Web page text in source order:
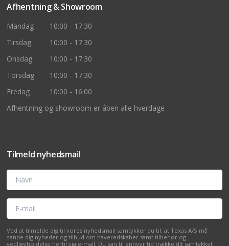
Afhentning & Showroom
Mandag
10:00 - 17:30
Tirsdag
10:00 - 17:30
Onsdag
10:00 - 17:30
Torsdag
10:00 - 17:30
Fredag
10:00 - 16:00
Afhentning og showroom er åben alle hverdage
Tilmeld nyhedsmail
Navn
E-mail
Ved at tilmelde dig til vores nyhedsmail samtykker du til, at Texas A/S må
sende dig nyheder og tilbud om haveredskaber samt tilbehør og
vedligeholdelse hertil via e-mail. Du kan til enhver tid trække dit samtykket